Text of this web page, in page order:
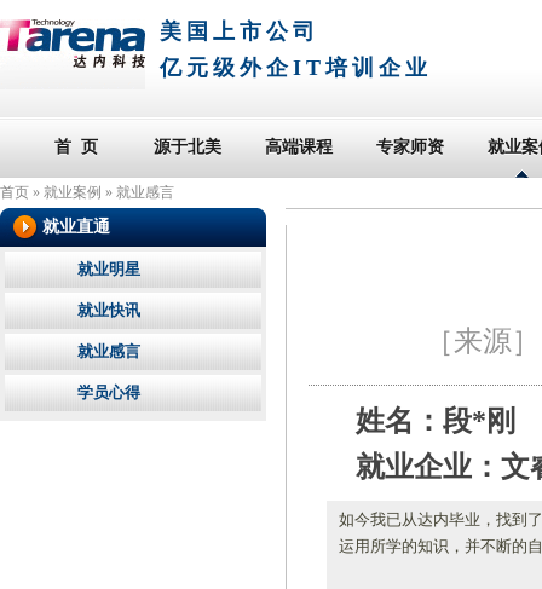
美国上市公司
亿元级外企IT培训企业
首 页 源于北美 高端课程 专家师资 就业案
首页 » 就业案例 » 就业感言
［来源
姓名：段*刚
就业企业：文
如今我已从达内毕业，找到
运用所学的知识，并不断的
就业直通
就业明星
就业快讯
就业感言
学员心得